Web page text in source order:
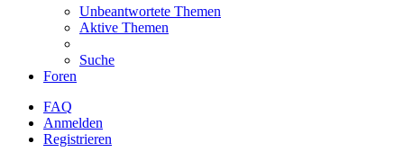
Unbeantwortete Themen
Aktive Themen
Suche
Foren
FAQ
Anmelden
Registrieren